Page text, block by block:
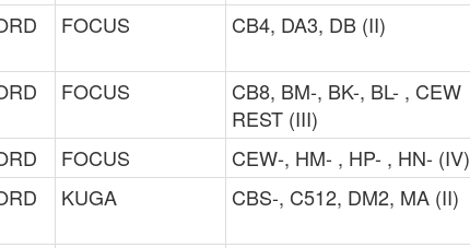
FOCUS CB4, DA3, DB (II)
FOCUS
CB8, BM-, BK-, BL- , CEW
REST (III)
FOCUS CEW-, HM- , HP- , HN- (IV)
KUGA CBS-, C512, DM2, MA (II)